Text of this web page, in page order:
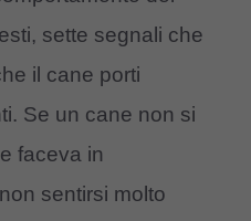
sette segnali che
il cane porti
Se un cane non si
faceva in
sentirsi molto